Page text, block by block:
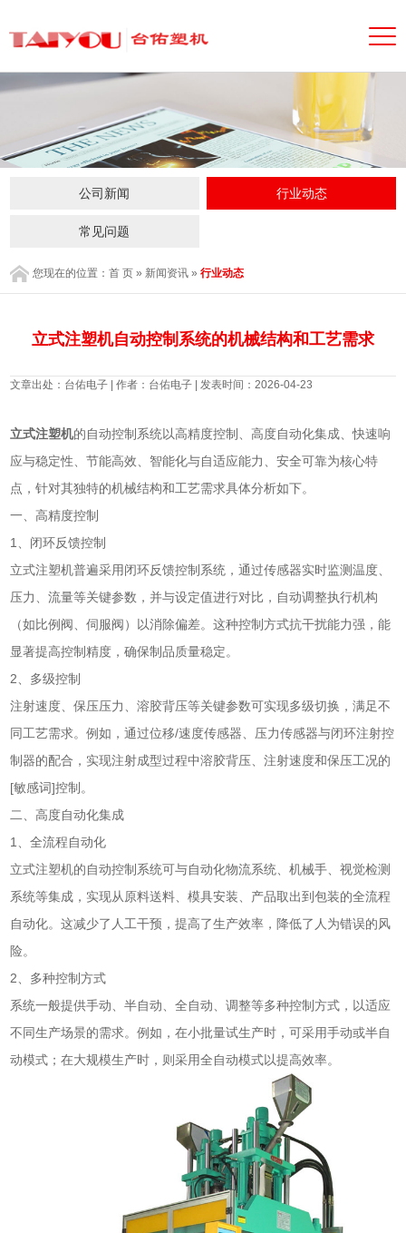
公司新闻 行业动态
常见问题
您现在的位置：首 页 » 新闻资讯 »行业动态
立式注塑机自动控制系统的机械结构和工艺需求
文章出处：台佑电子 | 作者：台佑电子 | 发表时间：2026-04-23
立式注塑机的自动控制系统以高精度控制、高度自动化集成、快速响
应与稳定性、节能高效、智能化与自适应能力、安全可靠为核心特
点，针对其独特的机械结构和工艺需求具体分析如下。
一、高精度控制
1、闭环反馈控制
立式注塑机普遍采用闭环反馈控制系统，通过传感器实时监测温度、
压力、流量等关键参数，并与设定值进行对比，自动调整执行机构
（如比例阀、伺服阀）以消除偏差。这种控制方式抗干扰能力强，能
显著提高控制精度，确保制品质量稳定。
2、多级控制
注射速度、保压压力、溶胶背压等关键参数可实现多级切换，满足不
同工艺需求。例如，通过位移/速度传感器、压力传感器与闭环注射控
制器的配合，实现注射成型过程中溶胶背压、注射速度和保压工况的
[敏感词]控制。
二、高度自动化集成
1、全流程自动化
立式注塑机的自动控制系统可与自动化物流系统、机械手、视觉检测
系统等集成，实现从原料送料、模具安装、产品取出到包装的全流程
自动化。这减少了人工干预，提高了生产效率，降低了人为错误的风
险。
2、多种控制方式
系统一般提供手动、半自动、全自动、调整等多种控制方式，以适应
不同生产场景的需求。例如，在小批量试生产时，可采用手动或半自
动模式；在大规模生产时，则采用全自动模式以提高效率。